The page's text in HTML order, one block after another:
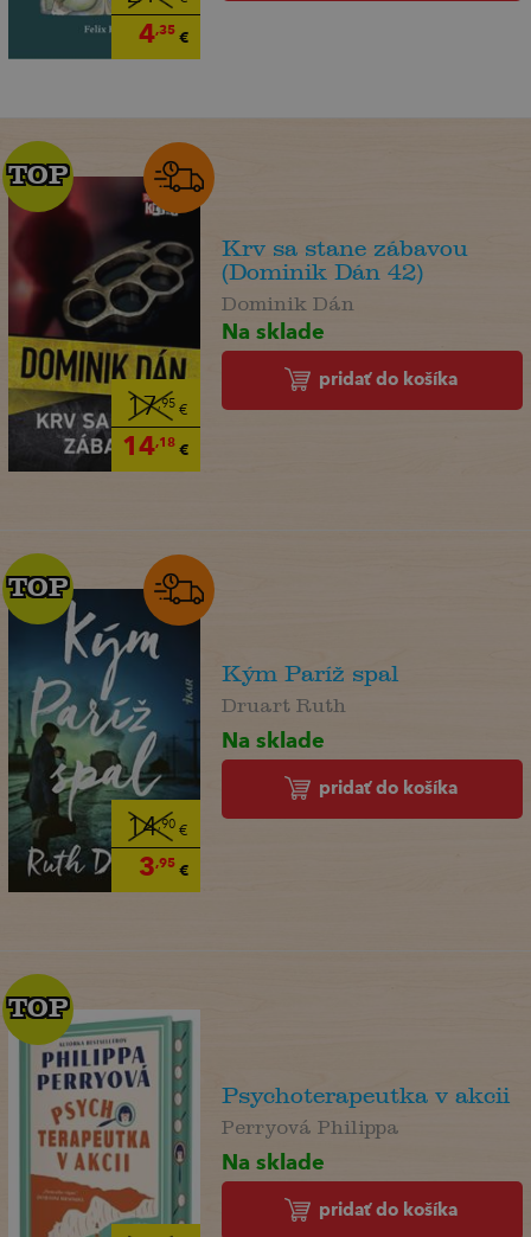
4,35€
17,95€
14,18€
TOP
TOP
Krv sa stane zábavou
(Dominik Dán 42)
Dominik Dán
Na sklade
pridať do košíka
14,90€
3,95€
TOP
TOP
Kým Paríž spal
Druart Ruth
Na sklade
pridať do košíka
TOP
TOP
Psychoterapeutka v akcii
Perryová Philippa
Na sklade
pridať do košíka